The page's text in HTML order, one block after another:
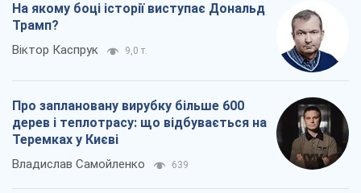
На якому боці історії виступає Дональд
Трамп?
Віктор Каспрук 9,0 т.
Про заплановану вирубку більше 600
дерев і теплотрасу: що відбувається на
Теремках у Києві
Владислав Самойленко 639